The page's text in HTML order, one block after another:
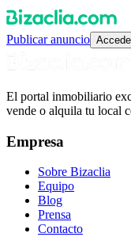
Publicar anuncio
El portal inmobiliario
vende o alquila tu local
Empresa
Sobre Bizaclia
Equipo
Blog
Prensa
Contacto